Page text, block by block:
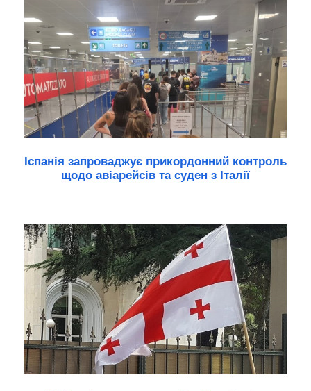
Іспанія запроваджує прикордонний контроль
щодо авіарейсів та суден з Італії